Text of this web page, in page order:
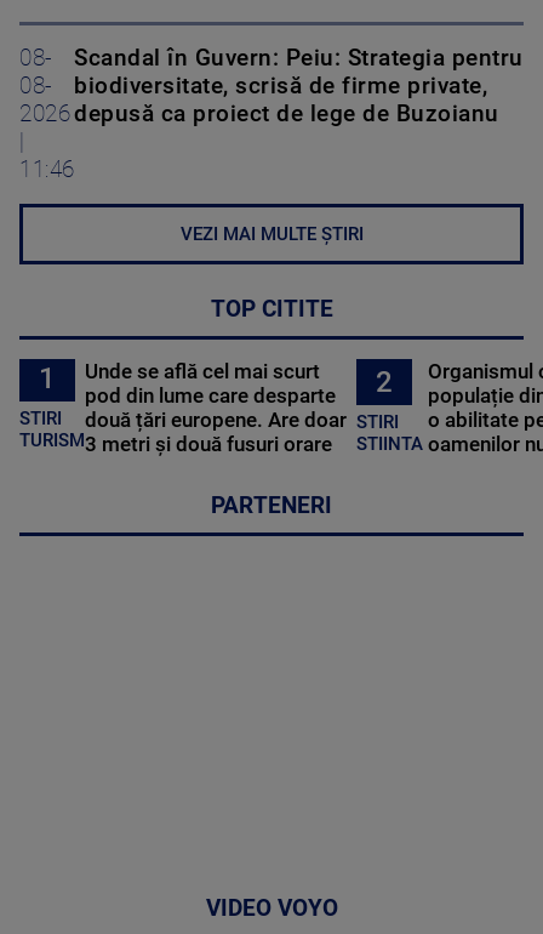
08-
08-
2026
11:46
Scandal în Guvern: Peiu: Strategia pentru
biodiversitate, scrisă de firme private,
depusă ca proiect de lege de Buzoianu
VEZI MAI MULTE ȘTIRI
TOP CITITE
1
STIRI
TURISM
Unde se află cel mai scurt
pod din lume care desparte
două țări europene. Are doar
3 metri și două fusuri orare
2
STIRI
STIINTA
Organismul
populație
o abilitate
oamenilor
PARTENERI
VIDEO VOYO